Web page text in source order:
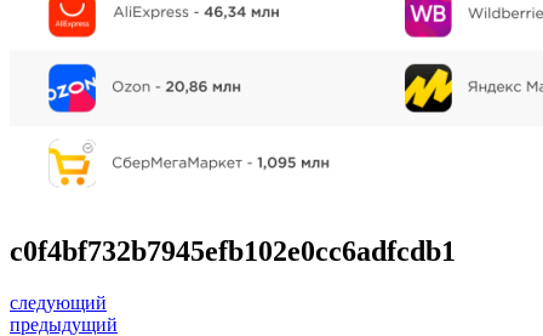
c0f4bf732b7945efb102e0cc6adfcdb1
следующий
предыдущий